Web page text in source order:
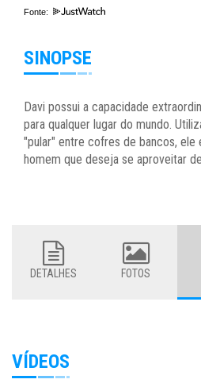
Fonte:
SINOPSE
Davi possui a capacidade
para qualquer lugar do mundo.
"pular" entre cofres de bancos, ele
homem que deseja se aproveitar
DETALHES FOTOS
VÍDEOS